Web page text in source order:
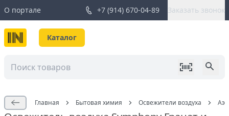
О портале +7 (914) 670-04-89 Заказать звонок
Каталог
Главная Бытовая химия Освежители воздуха